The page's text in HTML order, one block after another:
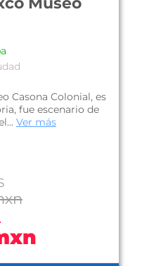
Casona Colonial, es
fue escenario de
Ver más